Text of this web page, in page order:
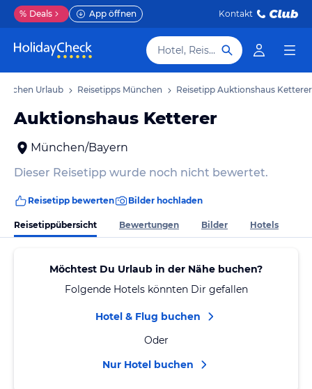
% Deals App öffnen Kontakt
Hotel, Reiseziel
Urlaub Reisetipps München Reisetipp Auktionshaus Ketterer
Auktionshaus Ketterer
München/Bayern
Dieser Reisetipp wurde noch nicht bewertet.
Reisetipp bewerten Bilder hochladen
Reisetippübersicht Bewertungen Bilder Hotels
Möchtest Du Urlaub in der Nähe buchen?
Folgende Hotels könnten Dir gefallen
Hotel & Flug buchen
Oder
Nur Hotel buchen